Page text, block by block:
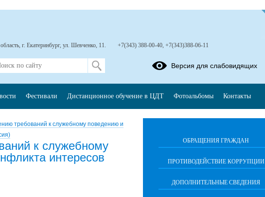
требований к служебному поведению и
к служебному
интересов
ОБРАЩЕНИЯ ГРАЖДАН
ПРОТИВОДЕЙСТВИЕ КОРРУПЦИИ
ДОПОЛНИТЕЛЬНЫЕ СВЕДЕНИЯ
г. Екатеринбург, ул. Шевченко, 11. +7(343) 388-00-40, +7(343)388-06-11
Версия для слабовидящих
Фестивали Дистанционное обучение в ЦДТ Фотоальбомы Контакты